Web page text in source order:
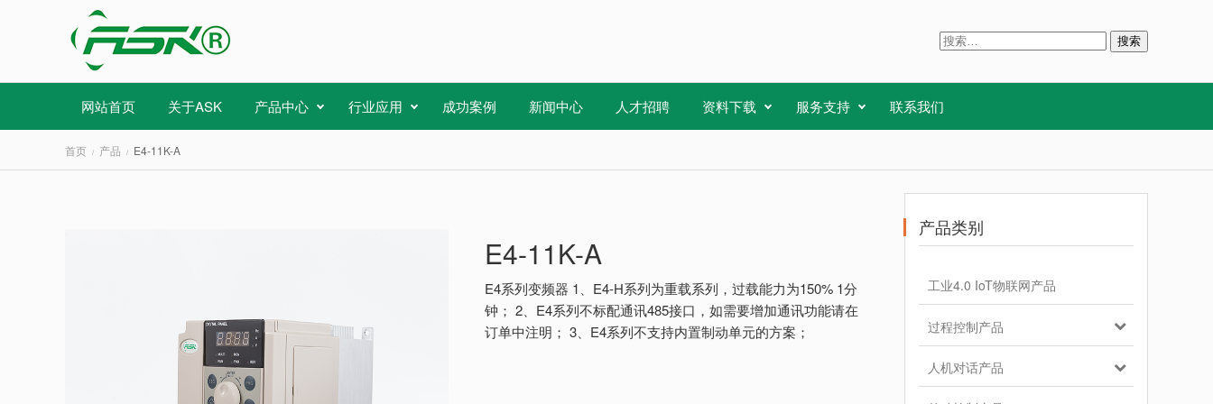
搜
网站首页 关于ASK 产品中心 行业应用 成功案例 新闻中心 人才招聘 资料下载 服务支持 联系我们
首页 产品 E4-11K-A
E4-11K-A
E4系列变频器 1、E4-H系列为重载系列，过载能力为150% 1分
钟； 2、E4系列不标配通讯485接口，如需要增加通讯功能请在
订单中注明； 3、E4系列不支持内置制动单元的方案；
产品类别
工业4.0 IoT物联网产品
过程控制产品
人机对话产品